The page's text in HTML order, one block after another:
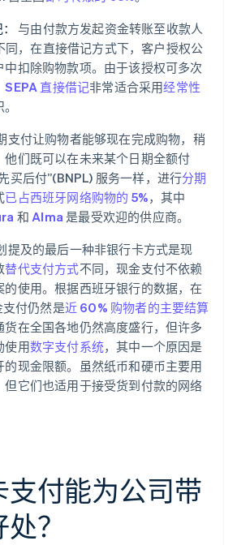
与由付款方发起资金转账至收款人
同，在直接借记方式下，客户授权公
中扣除购物款项。由于该授权可多次
SEPA 直接借记非常适合采用经常性
支付让购物者能够现在完成购物，稍
他们既可以在未来某个日期全额付
买后付”(BNPL) 服务一样，进行分期
已占西班牙网络购物的 5%，其中
和Alma 是最受欢迎的供应商。
提及的最后一种非银行卡方式是现
替代支付方式不同，现金支付不依赖
的使用。根据西班牙银行的数据，在
付仍然是近 60% 购物者的主要结算
货在全国各地仍然高度盛行，但许多
使用数字支付系统，其中一个原因是
的现金限额。虽然纸币和硬币主要用
但它们也适用于接受货到付款的网络
支付能为公司带
？